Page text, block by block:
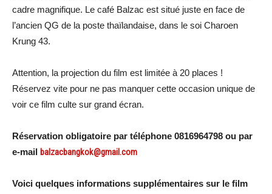
cadre magnifique. Le café Balzac est situé juste en face de
l’ancien QG de la poste thaïlandaise, dans le soi Charoen
Krung 43.
Attention, la projection du film est limitée à 20 places !
Réservez vite pour ne pas manquer cette occasion unique de
voir ce film culte sur grand écran.
Réservation obligatoire par téléphone 0816964798 ou par
e-mail balzacbangkok@gmail.com
Voici quelques informations supplémentaires sur le film